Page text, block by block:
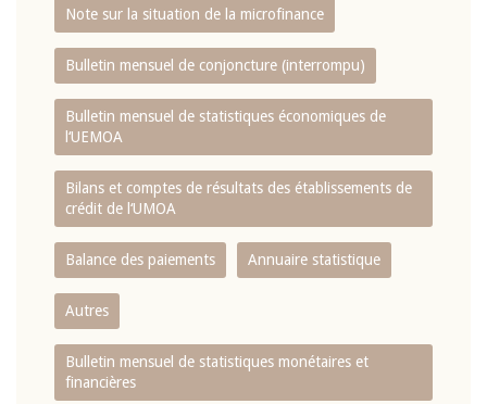
Note sur la situation de la microfinance
Bulletin mensuel de conjoncture (interrompu)
Bulletin mensuel de statistiques économiques de
l‘UEMOA
Bilans et comptes de résultats des établissements de
crédit de l‘UMOA
Balance des paiements Annuaire statistique
Autres
Bulletin mensuel de statistiques monétaires et
financières